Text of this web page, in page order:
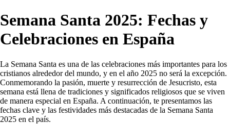
Semana Santa 2025: Fechas y
Celebraciones en España
La Semana Santa es una de las celebraciones más importantes para los
cristianos alrededor del mundo, y en el año 2025 no será la excepción.
Conmemorando la pasión, muerte y resurrección de Jesucristo, esta
semana está llena de tradiciones y significados religiosos que se viven
de manera especial en España. A continuación, te presentamos las
fechas clave y las festividades más destacadas de la Semana Santa
2025 en el país.